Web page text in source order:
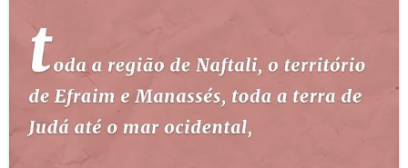
ESTUDOS BÍBLICOS
ESBOÇOS DE PREGAÇÃO